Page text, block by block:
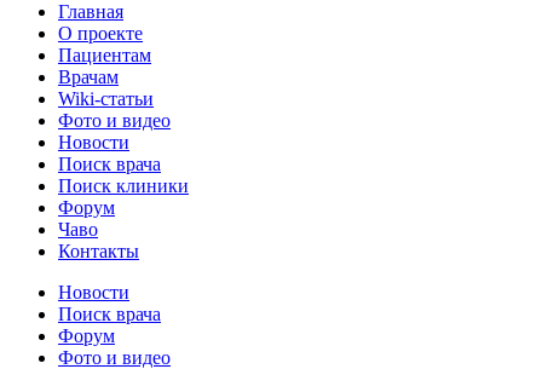
Главная
О проекте
Пациентам
Врачам
Wiki-статьи
Фото и видео
Новости
Поиск врача
Поиск клиники
Форум
Чаво
Контакты
Новости
Поиск врача
Форум
Фото и видео